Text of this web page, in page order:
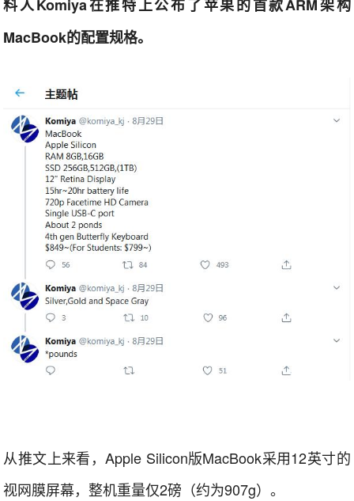
料人Komiya在推特上公布了苹果的首款ARM架构
MacBook的配置规格。
从推文上来看，Apple Silicon版MacBook采用12英寸的
视网膜屏幕，整机重量仅2磅（约为907g）。